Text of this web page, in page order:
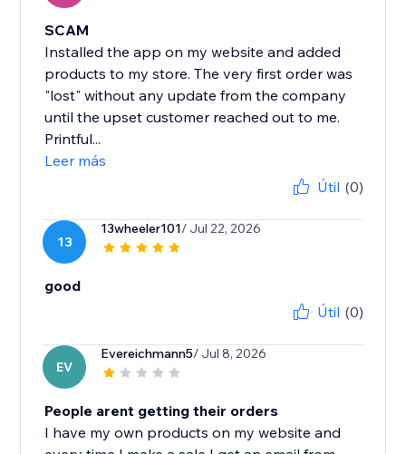
SCAM
Installed the app on my website and added
products to my store. The very first order was
"lost" without any update from the company
until the upset customer reached out to me.
Printful...
Leer más
Útil (0)
13
13wheeler101/ Jul 22, 2026
good
Útil (0)
EV
Evereichmann5/ Jul 8, 2026
People arent getting their orders
I have my own products on my website and